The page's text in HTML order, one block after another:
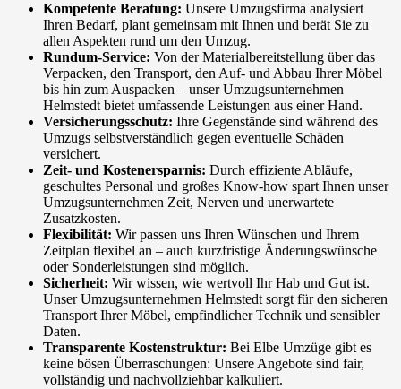
Kompetente Beratung: Unsere Umzugsfirma analysiert
Ihren Bedarf, plant gemeinsam mit Ihnen und berät Sie zu
allen Aspekten rund um den Umzug.
Rundum-Service: Von der Materialbereitstellung über das
Verpacken, den Transport, den Auf- und Abbau Ihrer Möbel
bis hin zum Auspacken – unser Umzugsunternehmen
Helmstedt bietet umfassende Leistungen aus einer Hand.
Versicherungsschutz: Ihre Gegenstände sind während des
Umzugs selbstverständlich gegen eventuelle Schäden
versichert.
Zeit- und Kostenersparnis: Durch effiziente Abläufe,
geschultes Personal und großes Know-how spart Ihnen unser
Umzugsunternehmen Zeit, Nerven und unerwartete
Zusatzkosten.
Flexibilität: Wir passen uns Ihren Wünschen und Ihrem
Zeitplan flexibel an – auch kurzfristige Änderungswünsche
oder Sonderleistungen sind möglich.
Sicherheit: Wir wissen, wie wertvoll Ihr Hab und Gut ist.
Unser Umzugsunternehmen Helmstedt sorgt für den sicheren
Transport Ihrer Möbel, empfindlicher Technik und sensibler
Daten.
Transparente Kostenstruktur: Bei Elbe Umzüge gibt es
keine bösen Überraschungen: Unsere Angebote sind fair,
vollständig und nachvollziehbar kalkuliert.